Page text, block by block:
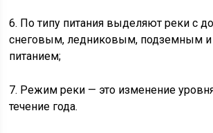
6. По типу питания выделяют реки с
снеговым, ледниковым, подземным
питанием;
7. Режим реки — это изменение
течение года.